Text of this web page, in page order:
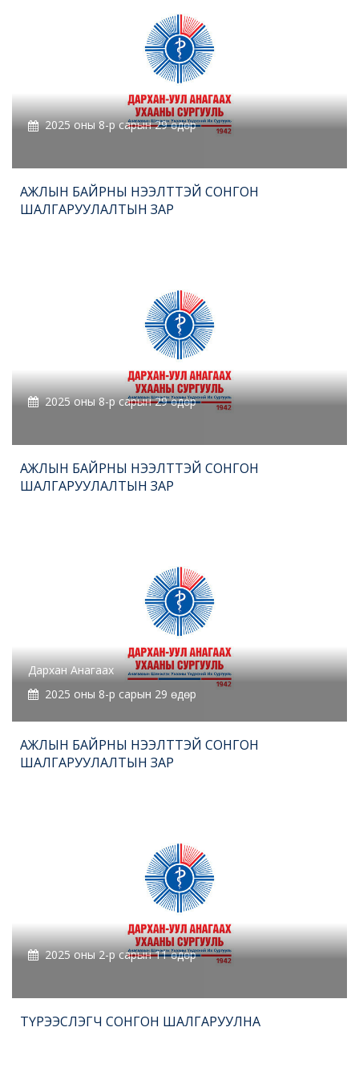
2025 оны 8-р сарын 29 өдөр
АЖЛЫН БАЙРНЫ НЭЭЛТТЭЙ СОНГОН
ШАЛГАРУУЛАЛТЫН ЗАР
2025 оны 8-р сарын 29 өдөр
АЖЛЫН БАЙРНЫ НЭЭЛТТЭЙ СОНГОН
ШАЛГАРУУЛАЛТЫН ЗАР
Дархан Анагаах
2025 оны 8-р сарын 29 өдөр
АЖЛЫН БАЙРНЫ НЭЭЛТТЭЙ СОНГОН
ШАЛГАРУУЛАЛТЫН ЗАР
2025 оны 2-р сарын 11 өдөр
ТҮРЭЭСЛЭГЧ СОНГОН ШАЛГАРУУЛНА